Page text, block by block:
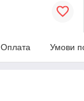
Оплата Умови